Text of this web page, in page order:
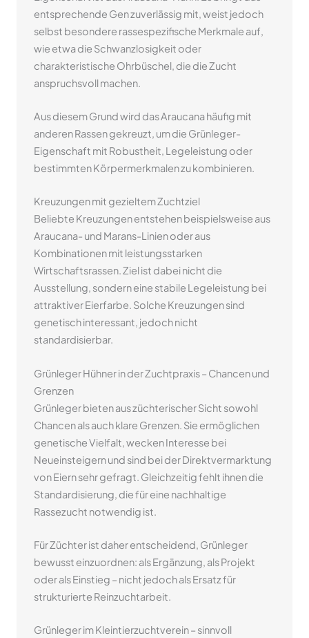
entsprechende Gen zuverlässig mit, weist jedoch
selbst besondere rassespezifische Merkmale auf,
wie etwa die Schwanzlosigkeit oder
charakteristische Ohrbüschel, die die Zucht
anspruchsvoll machen.
Aus diesem Grund wird das Araucana häufig mit
anderen Rassen gekreuzt, um die Grünleger-
Eigenschaft mit Robustheit, Legeleistung oder
bestimmten Körpermerkmalen zu kombinieren.
Kreuzungen mit gezieltem Zuchtziel
Beliebte Kreuzungen entstehen beispielsweise aus
Araucana- und Marans-Linien oder aus
Kombinationen mit leistungsstarken
Wirtschaftsrassen. Ziel ist dabei nicht die
Ausstellung, sondern eine stabile Legeleistung bei
attraktiver Eierfarbe. Solche Kreuzungen sind
genetisch interessant, jedoch nicht
standardisierbar.
Grünleger Hühner in der Zuchtpraxis – Chancen und
Grenzen
Grünleger bieten aus züchterischer Sicht sowohl
Chancen als auch klare Grenzen. Sie ermöglichen
genetische Vielfalt, wecken Interesse bei
Neueinsteigern und sind bei der Direktvermarktung
von Eiern sehr gefragt. Gleichzeitig fehlt ihnen die
Standardisierung, die für eine nachhaltige
Rassezucht notwendig ist.
Für Züchter ist daher entscheidend, Grünleger
bewusst einzuordnen: als Ergänzung, als Projekt
oder als Einstieg – nicht jedoch als Ersatz für
strukturierte Reinzuchtarbeit.
Grünleger im Kleintierzuchtverein – sinnvoll